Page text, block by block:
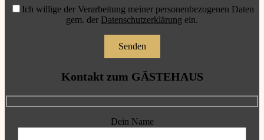
Ich willige der Verarbeitung meiner personenbezogenen Daten
gem. der Datenschutzerklärung ein.
Kontakt zum GÄSTEHAUS
Dein Name